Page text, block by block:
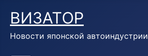
ВИЗАТОР
Новости японской автоиндустрии